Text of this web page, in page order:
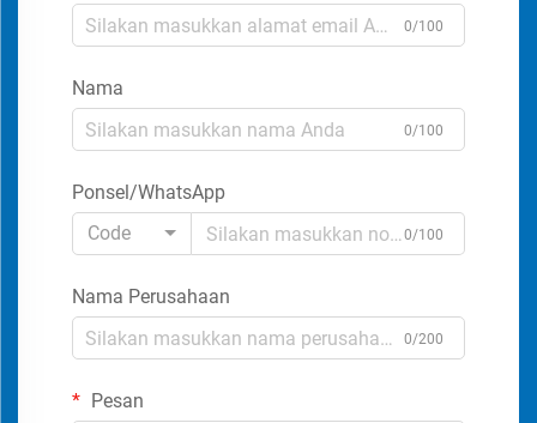
0/100
Nama
0/100
Ponsel/WhatsApp
Code
0/100
Nama Perusahaan
0/200
Pesan